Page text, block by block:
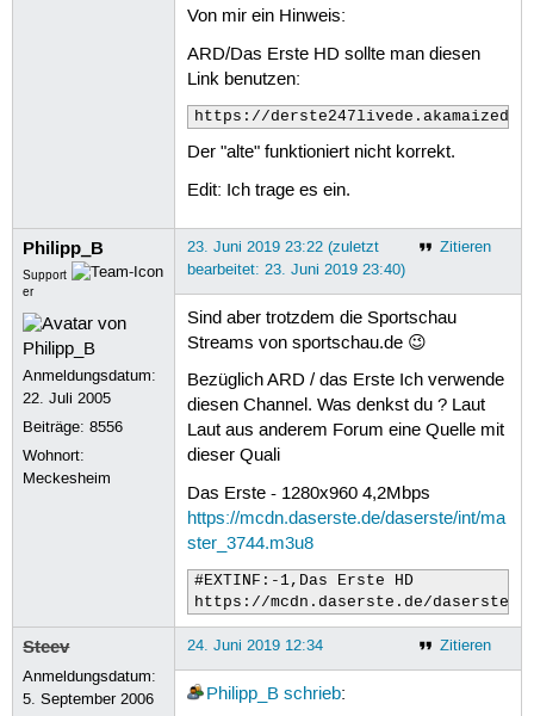
Von mir ein Hinweis:
ARD/Das Erste HD sollte man diesen
Link benutzen:
https://
Der "alte" funktioniert nicht korrekt.
Edit: Ich trage es ein.
Philipp_B
Support
er
Anmeldungsdatum:
22. Juli 2005
Beiträge:8556
Wohnort:
Meckesheim
Zitieren
23. Juni 2019 23:22 (zuletzt
bearbeitet: 23. Juni 2019 23:40)
Sind aber trotzdem die Sportschau
Streams von sportschau.de 😉
Bezüglich ARD / das Erste Ich verwende
diesen Channel. Was denkst du ? Laut
Laut aus anderem Forum eine Quelle mit
dieser Quali
Das Erste - 1280x960 4,2Mbps
https://mcdn.daserste.de/daserste/int/ma
ster_3744.m3u8
#EXTINF:-1,Das Erste HD
https://mcdn.daserste.de/daserste/
Steev
Anmeldungsdatum:
5. September 2006
Zitieren
24. Juni 2019 12:34
Philipp_B schrieb: